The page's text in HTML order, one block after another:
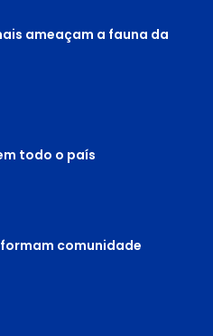
ameaçam a fauna da
todo o país
comunidade